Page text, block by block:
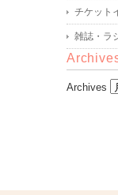
チケット
雑誌・ラ
Archives